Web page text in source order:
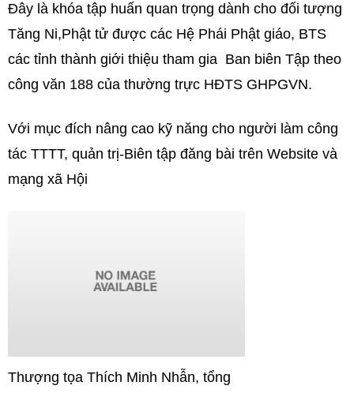
Đây là khóa tập huấn quan trọng dành cho đối tượng
Tăng Ni,Phật tử được các Hệ Phái Phật giáo, BTS
các tỉnh thành giới thiệu tham gia Ban biên Tập theo
công văn 188 của thường trực HĐTS GHPGVN.
Với mục đích nâng cao kỹ năng cho người làm công
tác TTTT, quản trị-Biên tập đăng bài trên Website và
mạng xã Hội
Thượng tọa Thích Minh Nhẫn, tổng